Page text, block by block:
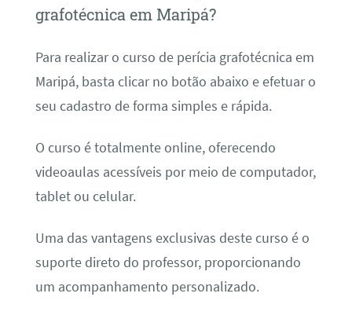
grafotécnica em Maripá?
Para realizar o curso de perícia grafotécnica em
Maripá, basta clicar no botão abaixo e efetuar o
seu cadastro de forma simples e rápida.
O curso é totalmente online, oferecendo
videoaulas acessíveis por meio de computador,
tablet ou celular.
Uma das vantagens exclusivas deste curso é o
suporte direto do professor, proporcionando
um acompanhamento personalizado.